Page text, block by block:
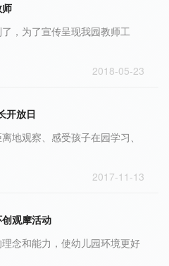
，为了宣传呈现我园教师工
2018-05-23
开放日
地观察、感受孩子在园学习、
2017-11-13
观摩活动
念和能力，使幼儿园环境更好